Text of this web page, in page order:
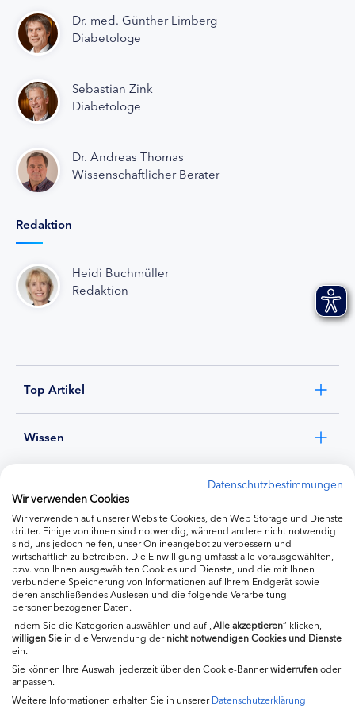
Dr. med. Günther Limberg
Diabetologe
Sebastian Zink
Diabetologe
Dr. Andreas Thomas
Wissenschaftlicher Berater
Redaktion
Heidi Buchmüller
Redaktion
Top Artikel
Wissen
Ernährung
Produkte
Impressum
Datenschutzbestimmungen
Wir verwenden Cookies
Wir verwenden auf unserer Website Cookies, den Web Storage und Dienste
dritter. Einige von ihnen sind notwendig, während andere nicht notwendig
sind, uns jedoch helfen, unser Onlineangebot zu verbessern und
wirtschaftlich zu betreiben. Die Einwilligung umfasst alle vorausgewählten,
bzw. von Ihnen ausgewählten Cookies und Dienste, und die mit Ihnen
verbundene Speicherung von Informationen auf Ihrem Endgerät sowie
deren anschließendes Auslesen und die folgende Verarbeitung
personenbezogener Daten.
Indem Sie die Kategorien auswählen und auf „ Alle akzeptieren“ klicken,
willigenSie in die Verwendung dernicht notwendigen Cookies und Dienste
ein.
Sie können Ihre Auswahl jederzeit über den Cookie-Bannerwiderrufenoder
anpassen.
Weitere Informationen erhalten Sie in unsererDatenschutzerklärung